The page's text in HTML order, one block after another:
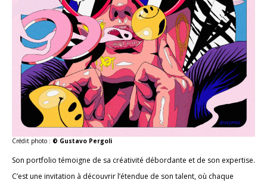
Crédit photo : © Gustavo Pergoli
Son portfolio témoigne de sa créativité débordante et de son expertise.
C’est une invitation à découvrir l’étendue de son talent, où chaque